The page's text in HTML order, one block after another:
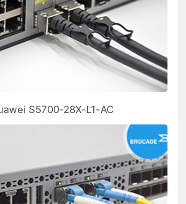
S5700-28X-L1-AC